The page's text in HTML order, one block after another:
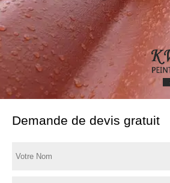
Demande de devis gratuit